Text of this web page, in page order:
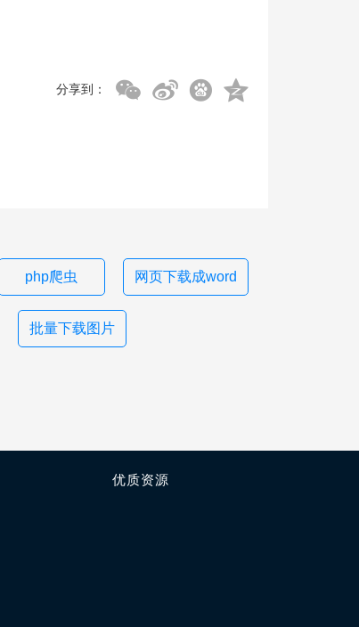
分享到：
php爬虫 网页下载成word
批量下载图片
优质资源